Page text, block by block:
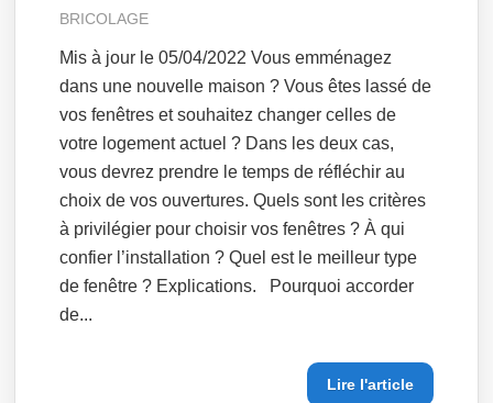
BRICOLAGE
Mis à jour le 05/04/2022 Vous emménagez
dans une nouvelle maison ? Vous êtes lassé de
vos fenêtres et souhaitez changer celles de
votre logement actuel ? Dans les deux cas,
vous devrez prendre le temps de réfléchir au
choix de vos ouvertures. Quels sont les critères
à privilégier pour choisir vos fenêtres ? À qui
confier l’installation ? Quel est le meilleur type
de fenêtre ? Explications. Pourquoi accorder
de...
Lire l'article